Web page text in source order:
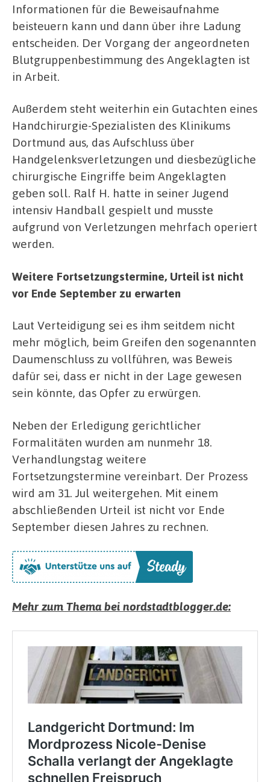
Informationen für die Beweisaufnahme
beisteuern kann und dann über ihre Ladung
entscheiden. Der Vorgang der angeordneten
Blutgruppenbestimmung des Angeklagten ist
in Arbeit.
Außerdem steht weiterhin ein Gutachten eines
Handchirurgie-Spezialisten des Klinikums
Dortmund aus, das Aufschluss über
Handgelenksverletzungen und diesbezügliche
chirurgische Eingriffe beim Angeklagten
geben soll. Ralf H. hatte in seiner Jugend
intensiv Handball gespielt und musste
aufgrund von Verletzungen mehrfach operiert
werden.
Weitere Fortsetzungstermine, Urteil ist nicht
vor Ende September zu erwarten
Laut Verteidigung sei es ihm seitdem nicht
mehr möglich, beim Greifen den sogenannten
Daumenschluss zu vollführen, was Beweis
dafür sei, dass er nicht in der Lage gewesen
sein könnte, das Opfer zu erwürgen.
Neben der Erledigung gerichtlicher
Formalitäten wurden am nunmehr 18.
Verhandlungstag weitere
Fortsetzungstermine vereinbart. Der Prozess
wird am 31. Jul weitergehen. Mit einem
abschließenden Urteil ist nicht vor Ende
September diesen Jahres zu rechnen.
Mehr zum Thema bei nordstadtblogger.de: